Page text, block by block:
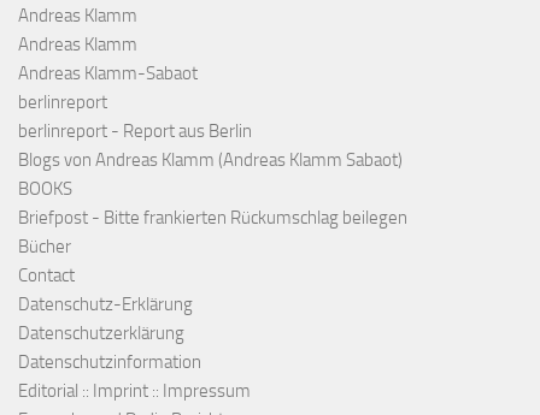
Andreas Klamm
Andreas Klamm
Andreas Klamm-Sabaot
berlinreport
berlinreport - Report aus Berlin
Blogs von Andreas Klamm (Andreas Klamm Sabaot)
BOOKS
Briefpost - Bitte frankierten Rückumschlag beilegen
Bücher
Contact
Datenschutz-Erklärung
Datenschutzerklärung
Datenschutzinformation
Editorial :: Imprint :: Impressum